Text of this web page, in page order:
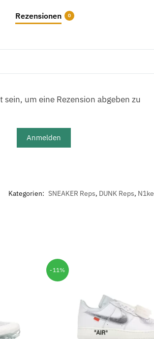
Rezensionen 0
sein, um eine Rezension abgeben zu
Anmelden
Kategorien: SNEAKER Reps, DUNK Reps, N1ke
-11%